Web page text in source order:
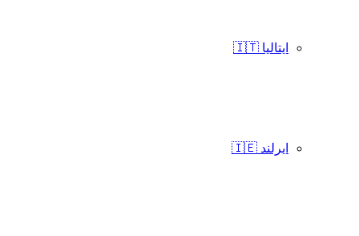
ایتالیا 🇮🇹
ایرلند 🇮🇪